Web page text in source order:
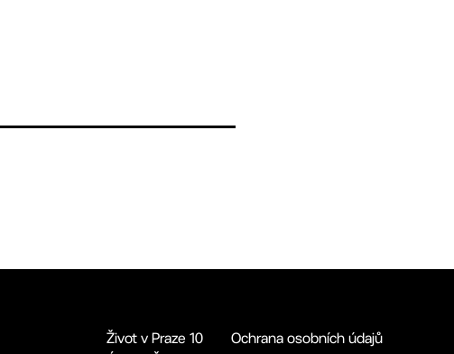
Život v Praze 10
Ochrana osobních údajů